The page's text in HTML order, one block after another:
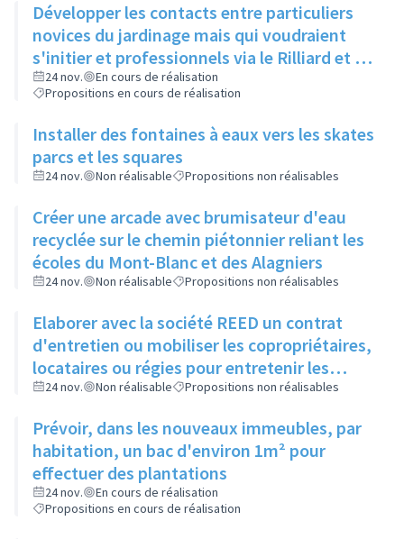
Développer les contacts entre particuliers
novices du jardinage mais qui voudraient
s'initier et professionnels via le Rilliard et la
Maison de la Vie Locale
24 nov.
En cours de réalisation
Propositions en cours de réalisation
Installer des fontaines à eaux vers les skates
parcs et les squares
24 nov. Non réalisable Propositions non réalisables
Créer une arcade avec brumisateur d'eau
recyclée sur le chemin piétonnier reliant les
écoles du Mont-Blanc et des Alagniers
24 nov. Non réalisable Propositions non réalisables
Elaborer avec la société REED un contrat
d'entretien ou mobiliser les copropriétaires,
locataires ou régies pour entretenir les
espaces verts entre bâtiments
24 nov. Non réalisable Propositions non réalisables
Prévoir, dans les nouveaux immeubles, par
habitation, un bac d'environ 1m² pour
effectuer des plantations
24 nov.
En cours de réalisation
Propositions en cours de réalisation